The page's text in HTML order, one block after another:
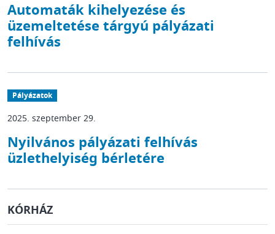
Automaták kihelyezése és
üzemeltetése tárgyú pályázati
felhívás
Pályázatok
2025. szeptember 29.
Nyilvános pályázati felhívás
üzlethelyiség bérletére
KÓRHÁZ